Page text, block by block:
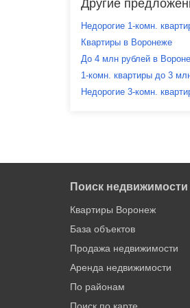
Другие
Недорогие 1-комн.
Квартиры в Воронеже
До 4 млн рублей в
1-комн. квартиры до 3
Недорогие 3-комн.
Поиск недвижимости
Квартиры Воронеж
База объектов
Продажа недвижимости
Аренда недвижимости
По районам